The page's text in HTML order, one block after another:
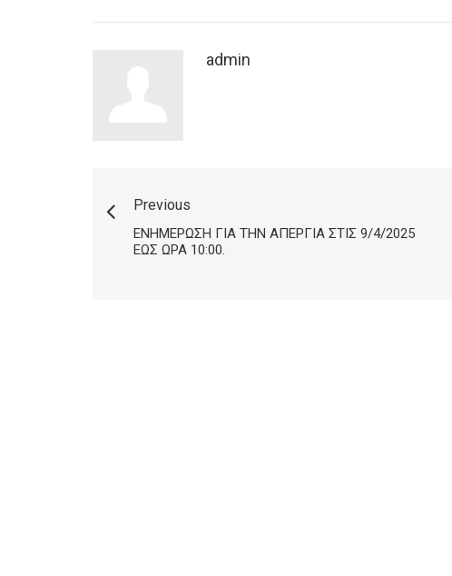
admin
Previous
ΕΝΗΜΈΡΩΣΗ ΓΙΑ ΤΗΝ ΑΠΕΡΓΊΑ ΣΤΙΣ 9/4/2025
ΈΩΣ ΏΡΑ 10:00.